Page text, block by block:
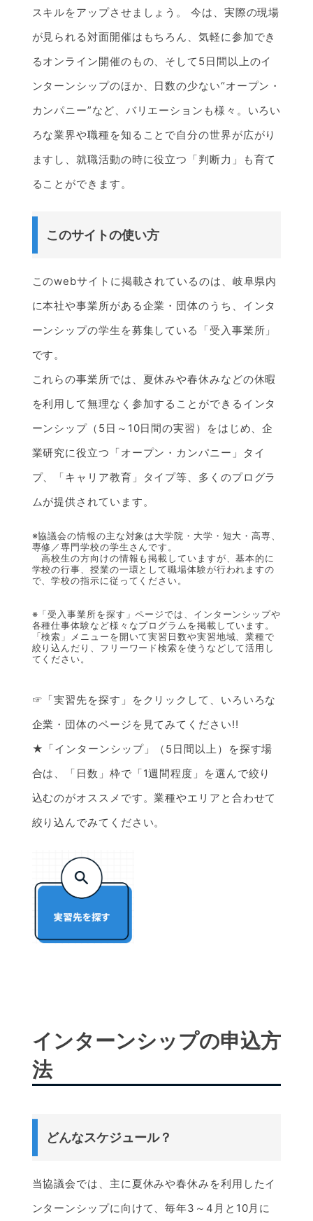
スキルをアップさせましょう。 今は、実際の現場
が見られる対面開催はもちろん、気軽に参加でき
るオンライン開催のもの、そして5日間以上のイ
ンターンシップのほか、日数の少ない“オープン・
カンパニー”など、バリエーションも様々。いろい
ろな業界や職種を知ることで自分の世界が広がり
ますし、就職活動の時に役立つ「判断力」も育て
ることができます。
このサイトの使い方
このwebサイトに掲載されているのは、岐阜県内
に本社や事業所がある企業・団体のうち、インタ
ーンシップの学生を募集している「受入事業所」
です。
これらの事業所では、夏休みや春休みなどの休暇
を利用して無理なく参加することができるインタ
ーンシップ（5日～10日間の実習）をはじめ、企
業研究に役立つ「オープン・カンパニー」タイ
プ、「キャリア教育」タイプ等、多くのプログラ
ムが提供されています。
※協議会の情報の主な対象は大学院・大学・短大・高専、
専修／専門学校の学生さんです。
高校生の方向けの情報も掲載していますが、基本的に
学校の行事、授業の一環として職場体験が行われますの
で、学校の指示に従ってください。
※「受入事業所を探す」ページでは、インターンシップや
各種仕事体験など様々なプログラムを掲載しています。
「検索」メニューを開いて実習日数や実習地域、業種で
絞り込んだり、フリーワード検索を使うなどして活用し
てください。
☞「実習先を探す」をクリックして、いろいろな
企業・団体のページを見てみてください!!
★「インターンシップ」（5日間以上）を探す場
合は、「日数」枠で「1週間程度」を選んで絞り
込むのがオススメです。業種やエリアと合わせて
絞り込んでみてください。
インターンシップの申込方
法
どんなスケジュール？
当協議会では、主に夏休みや春休みを利用したイ
ンターンシップに向けて、毎年3～4月と10月に